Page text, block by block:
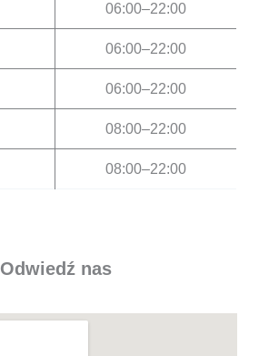
06:00–22:00
06:00–22:00
06:00–22:00
08:00–22:00
08:00–22:00
Odwiedź nas